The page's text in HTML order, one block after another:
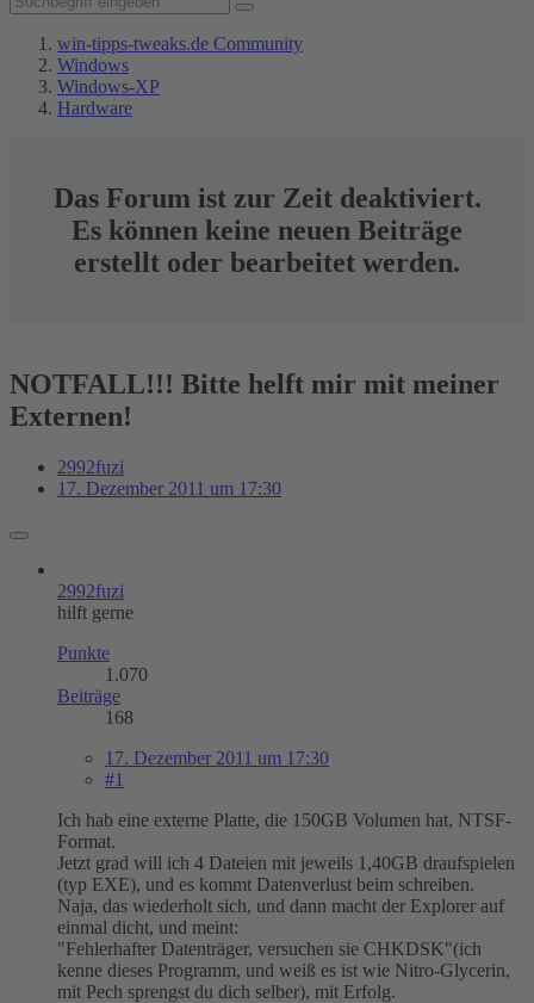
win-tipps-tweaks.de Community
Windows
Windows-XP
Hardware
Das Forum ist zur Zeit deaktiviert.
Es können keine neuen Beiträge
erstellt oder bearbeitet werden.
NOTFALL!!! Bitte helft mir mit meiner
Externen!
2992fuzi
17. Dezember 2011 um 17:30
2992fuzi
hilft gerne
Punkte
1.070
Beiträge
168
17. Dezember 2011 um 17:30
#1
Ich hab eine externe Platte, die 150GB Volumen hat, NTSF-
Format.
Jetzt grad will ich 4 Dateien mit jeweils 1,40GB draufspielen
(typ EXE), und es kommt Datenverlust beim schreiben.
Naja, das wiederholt sich, und dann macht der Explorer auf
einmal dicht, und meint:
"Fehlerhafter Datenträger, versuchen sie CHKDSK"(ich
kenne dieses Programm, und weiß es ist wie Nitro-Glycerin,
mit Pech sprengst du dich selber), mit Erfolg.